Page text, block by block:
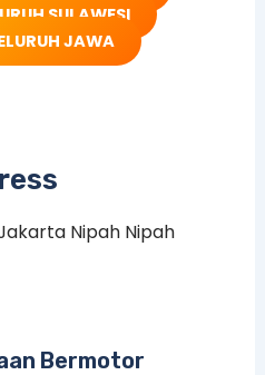
SULAWESI
JAWA
Nipah Nipah
Bermotor